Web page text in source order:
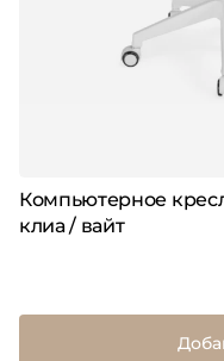
Компьютерное
клиа / вайт